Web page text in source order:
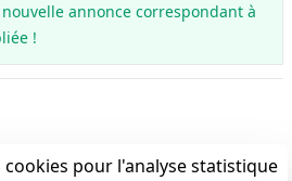
annonce correspondant à
!
cookies pour l'analyse statistique